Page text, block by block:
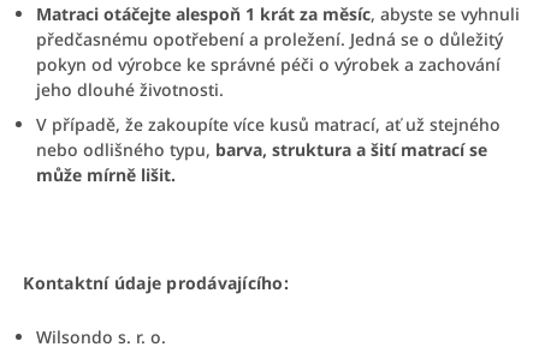
Matraci otáčejte alespoň 1 krát za měsíc, abyste se vyhnuli
předčasnému opotřebení a proležení. Jedná se o důležitý
pokyn od výrobce ke správné péči o výrobek a zachování
jeho dlouhé životnosti.
V případě, že zakoupíte více kusů matrací, ať už stejného
nebo odlišného typu, barva, struktura a šití matrací se
může mírně lišit.
Kontaktní údaje prodávajícího:
Wilsondo s. r. o.